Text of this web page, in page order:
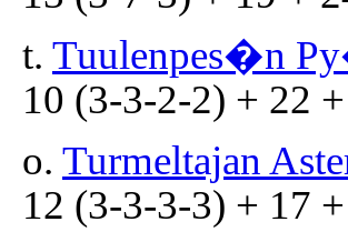
t. Tuulenpes�n
10 (3-3-2-2) + 22
o. Turmeltajan
12 (3-3-3-3) + 17